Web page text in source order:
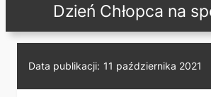
Dzień Chłopca na
Data publikacji: 11 października 2021